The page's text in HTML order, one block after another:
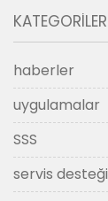
KATEGORILER
haberler
uygulamalar
SSS
servis desteği